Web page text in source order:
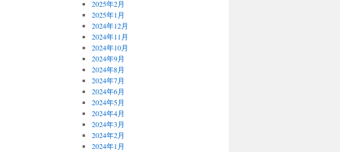
2025年2月
2025年1月
2024年12月
2024年11月
2024年10月
2024年9月
2024年8月
2024年7月
2024年6月
2024年5月
2024年4月
2024年3月
2024年2月
2024年1月